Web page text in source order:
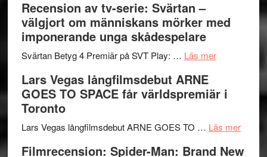
rolig
spännande
Jackie
i
valet
Vem
styra
Recension av tv-serie: Svärtan –
välgjort om människans mörker med
imponerande unga skådespelare
Svärtan Betyg 4 Premiär på SVT Play: … Läs merom
tv-
Svärtan
Lars Vegas långfilmsdebut ARNE
GOES TO SPACE får världspremiär i
Toronto
Lars Vegas långfilmsdebut ARNE GOES TO … Läs merom
Filmrecension: Spider-Man: Brand New